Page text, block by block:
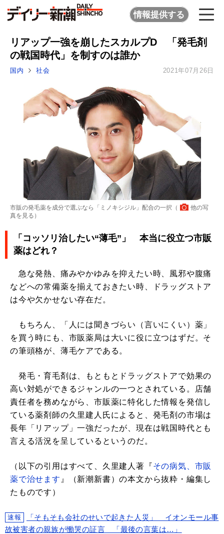
情報提供する
リアップ一強を崩したスカルプD 「発毛剤
の戦国時代」を制すのは誰か
国内 社会 2021年07月26日
市販の発毛薬を成分で選ぶなら「ミノキシジル」配合の一択（
他の写
真を見る ）
「コッソリ治したい“薄毛”」 本当に役立つ市販
薬はどれ？
急な発熱、痛みやかゆみを抑えたい時、風邪や腹痛
などへの常備薬を揃えておきたい時、ドラッグストア
は今や欠かせない存在だ。
もちろん、「人には聞きづらい（言いにくい）薬」
を買う時にも、市販薬局は大いに役に立つはずだ。そ
の筆頭格が、薄毛ケアである。
発毛・育毛剤は、もともとドラッグストアで効果の
高い対処ができるジャンルの一つとされている。店舗
責任者を務めながら、市販薬に特化した情報を発信し
ている薬剤師の久里建人氏によると、発毛剤の市場は
長年「リアップ」一強だったが、現在は戦国時代とも
言える活況を呈しているというのだ。
（以下の引用はすべて、久里建人著『その病気、市販
薬で治せます 』（新潮新書）の本文から抜粋・編集し
たものです）
速報
「そもそも会社のせいで起きた人災」 イオンモール事
故被害者の親族が慟哭の証言 「最後の言葉は…」